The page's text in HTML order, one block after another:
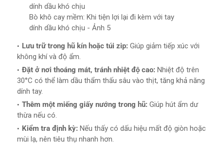
Bò khô cay mềm: Khi tiện lợi lại đi kèm với tay
dính dầu khó chịu - Ảnh 5
Lưu trữ trong hũ kín hoặc túi zip: Giúp giảm tiếp xúc với
không khí và độ ẩm.
Đặt ở nơi thoáng mát, tránh nhiệt độ cao: Nhiệt độ trên
30°C có thể làm dầu thẩm thấu sâu vào thịt, tăng khả năng
dính tay.
Thêm một miếng giấy nướng trong hũ: Giúp hút ẩm dư
thừa nếu có.
Kiểm tra định kỳ: Nếu thấy có dấu hiệu mất độ giòn hoặc
mùi lạ, nên tiêu thụ nhanh hơn.